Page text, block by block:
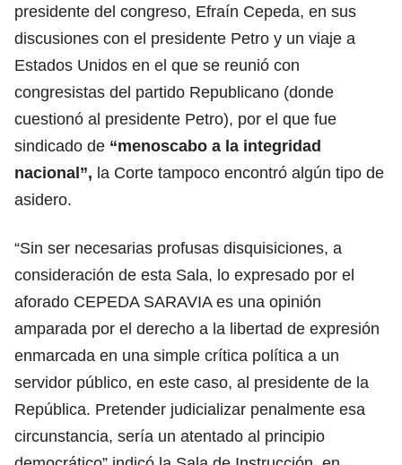
presidente del congreso, Efraín Cepeda, en sus
discusiones con el presidente Petro y un viaje a
Estados Unidos en el que se reunió con
congresistas del partido Republicano (donde
cuestionó al presidente Petro), por el que fue
sindicado de “menoscabo a la integridad
nacional”, la Corte tampoco encontró algún tipo de
asidero.
“Sin ser necesarias profusas disquisiciones, a
consideración de esta Sala, lo expresado por el
aforado CEPEDA SARAVIA es una opinión
amparada por el derecho a la libertad de expresión
enmarcada en una simple crítica política a un
servidor público, en este caso, al presidente de la
República. Pretender judicializar penalmente esa
circunstancia, sería un atentado al principio